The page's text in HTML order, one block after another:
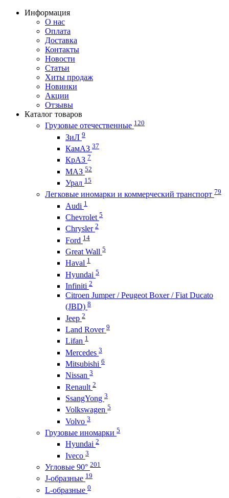
Информация
О нас
Оплата
Доставка
Контакты
Новости
Статьи
Хиты продаж
Новинки
Акции
Отзывы
Каталог товаров
Грузовые отечественные 120
ЗиЛ 9
КамАЗ 37
КрАЗ 7
МАЗ 52
Урал 15
Легковые иномарки и коммерческий транспорт 79
Audi 1
Chevrolet 5
Chrysler 2
Ford 14
Great Wall 5
Haval 1
Hyundai 5
Infiniti 2
Citroen Jumper / Peugeot Boxer / Fiat Ducato
(JBD) 8
Jeep 2
Land Rover 9
Lifan 1
Mercedes 3
Mitsubishi 6
Nissan 3
Renault 2
SsangYong 3
Volkswagen 5
Volvo 3
Грузовые иномарки 5
Hyundai 2
Iveco 3
Угловые 90° 201
J-образные 19
L-образные 0